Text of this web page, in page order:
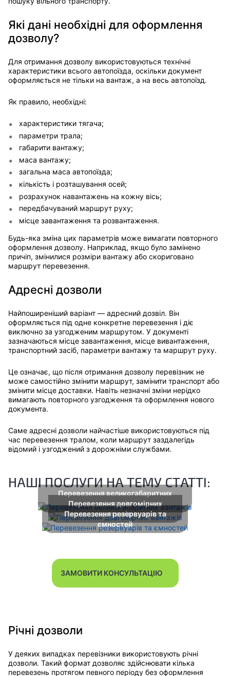
Які дані необхідні для оформлення
дозволу?
Для отримання дозволу використовуються технічні
характеристики всього автопоїзда, оскільки документ
оформляється не тільки на вантаж, а на весь автопоїзд.
Як правило, необхідні:
характеристики тягача;
параметри трала;
габарити вантажу;
маса вантажу;
загальна маса автопоїзда;
кількість і розташування осей;
розрахунок навантажень на кожну вісь;
передбачуваний маршрут руху;
місце завантаження та розвантаження.
Будь-яка зміна цих параметрів може вимагати повторного
оформлення дозволу. Наприклад, якщо було замінено
причіп, змінилися розміри вантажу або скориговано
маршрут перевезення.
Адресні дозволи
Найпоширеніший варіант — адресний дозвіл. Він
оформляється під одне конкретне перевезення і діє
виключно за узгодженим маршрутом. У документі
зазначаються місце завантаження, місце вивантаження,
транспортний засіб, параметри вантажу та маршрут руху.
Це означає, що після отримання дозволу перевізник не
може самостійно змінити маршрут, замінити транспорт або
змінити місце доставки. Навіть незначні зміни нерідко
вимагають повторного узгодження та оформлення нового
документа.
Саме адресні дозволи найчастіше використовуються під
час перевезення тралом, коли маршрут заздалегідь
відомий і узгоджений з дорожніми службами.
НАШІ ПОСЛУГИ НА ТЕМУ СТАТТІ:
Перевезення великогабаритних
вантажів
Перевезення довгомірних
вантажів
Перевезення резервуарів та
ємностей
ЗАМОВИТИ КОНСУЛЬТАЦІЮ
Річні дозволи
У деяких випадках перевізники використовують річні
дозволи. Такий формат дозволяє здійснювати кілька
перевезень протягом певного періоду без оформлення